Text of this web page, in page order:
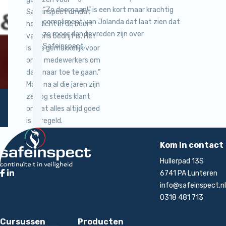
Safeinspect omdat
het dicht in de buurt
van ons bedrijf is. Het
is dus gemakkelijk voor
onze medewerkers om
daar naar toe te gaan.”
Maar na al die jaren zijn
ze nog steeds klant
omdat alles altijd goed
is geregeld.
“Zo doorgaan!” is een kort maar krachtig
compliment van Jolanda dat laat zien dat
ze meer dan tevreden zijn over
Safeinspect.
Terug naar de startpagina
Kom in contact
Hullerpad 13S
6741 PA Lunteren
info@safeinspect.nl
0318 481 713
Cursussen Producten